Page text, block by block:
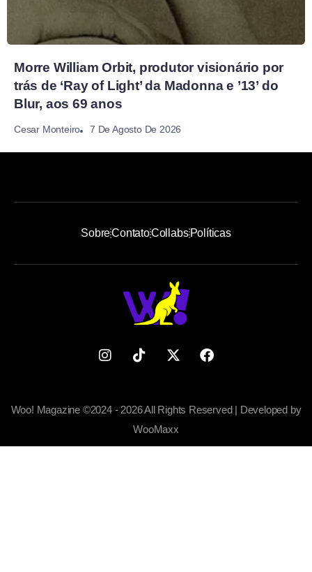
Morre William Orbit, produtor visionário por
trás de ‘Ray of Light’ da Madonna e ’13’ do
Blur, aos 69 anos
Cesar Monteiro 7 De Agosto De 2026
SobreContatoCollabsPolíticas
Woo! Magazine ©2024 - 2026 All Rights Reserved | Developed by
WooMaxx